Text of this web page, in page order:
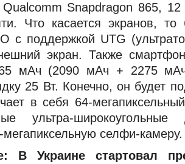
Qualcomm Snapdragon 865,
Что касается экранов, то
с поддержкой UTG
экран. Также
мАч (2090 мАч + 2275
25 Вт. Конечно, он будет
в себя 64-
ультра-
селфи-камеру.
В Украине стартовал